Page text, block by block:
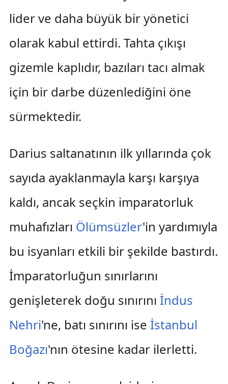
lider ve daha büyük bir yönetici
olarak kabul ettirdi. Tahta çıkışı
gizemle kaplıdır, bazıları tacı almak
için bir darbe düzenlediğini öne
sürmektedir.
Darius saltanatının ilk yıllarında çok
sayıda ayaklanmayla karşı karşıya
kaldı, ancak seçkin imparatorluk
muhafızları Ölümsüzler'in yardımıyla
bu isyanları etkili bir şekilde bastırdı.
İmparatorluğun sınırlarını
genişleterek doğu sınırını İndus
Nehri'ne, batı sınırını ise İstanbul
Boğazı'nın ötesine kadar ilerletti.